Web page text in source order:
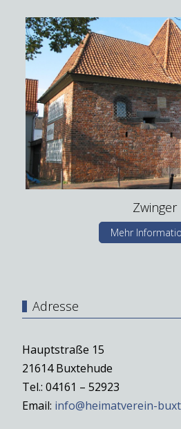
Zwinger
Mehr
Adresse
Hauptstraße 15
21614 Buxtehude
Tel.: 04161 – 52923
Email: info@heimatverein-